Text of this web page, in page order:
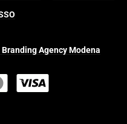
Branding Agency Modena